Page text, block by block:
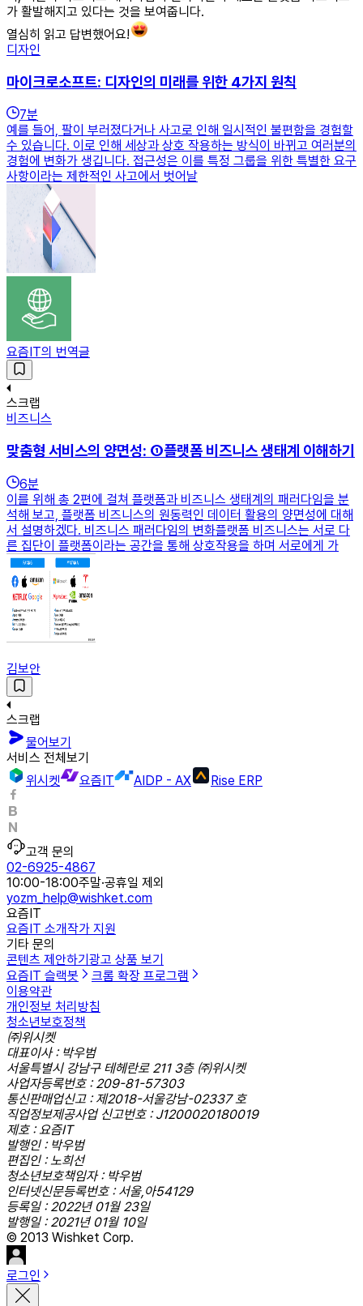
가 활발해지고 있다는 것을 보여줍니다.
열심히 읽고 답변했어요!
디자인
마이크로소프트: 디자인의 미래를 위한 4가지 원칙
7분
예를 들어, 팔이 부러졌다거나 사고로 인해 일시적인 불편함을 경험할
수 있습니다. 이로 인해 세상과 상호 작용하는 방식이 바뀌고 여러분의
경험에 변화가 생깁니다. 접근성은 이를 특정 그룹을 위한 특별한 요구
사항이라는 제한적인 사고에서 벗어날
요즘IT의 번역글
스크랩
비즈니스
맞춤형 서비스의 양면성: ①플랫폼 비즈니스 생태계 이해하기
6분
이를 위해 총 2편에 걸쳐 플랫폼과 비즈니스 생태계의 패러다임을 분
석해 보고, 플랫폼 비즈니스의 원동력인 데이터 활용의 양면성에 대해
서 설명하겠다. 비즈니스 패러다임의 변화플랫폼 비즈니스는 서로 다
른 집단이 플랫폼이라는 공간을 통해 상호작용을 하며 서로에게 가
김보안
스크랩
물어보기
서비스 전체보기
위시켓
요즘IT AIDP - AX Rise ERP
고객 문의
02-6925-4867
10:00-18:00주말·공휴일 제외
yozm_help@wishket.com
요즘IT
요즘IT 소개작가 지원
기타 문의
콘텐츠 제안하기광고 상품 보기
요즘IT 슬랙봇
크롬 확장 프로그램
이용약관
개인정보 처리방침
청소년보호정책
㈜위시켓
대표이사 : 박우범
서울특별시 강남구 테헤란로 211 3층 ㈜위시켓
사업자등록번호 : 209-81-57303
통신판매업신고 : 제2018-서울강남-02337 호
직업정보제공사업 신고번호 : J1200020180019
제호 : 요즘IT
발행인 : 박우범
편집인 : 노희선
청소년보호책임자 : 박우범
인터넷신문등록번호 : 서울,아54129
등록일 : 2022년 01월 23일
발행일 : 2021년 01월 10일
© 2013 Wishket Corp.
로그인